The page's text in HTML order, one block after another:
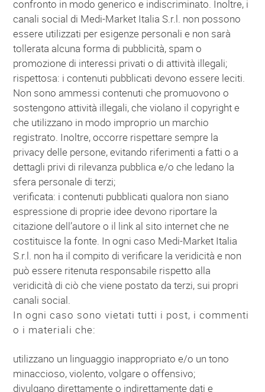
confronto in modo generico e indiscriminato. Inoltre, i
canali social di Medi-Market Italia S.r.l. non possono
essere utilizzati per esigenze personali e non sarà
tollerata alcuna forma di pubblicità, spam o
promozione di interessi privati o di attività illegali;
rispettosa: i contenuti pubblicati devono essere leciti.
Non sono ammessi contenuti che promuovono o
sostengono attività illegali, che violano il copyright e
che utilizzano in modo improprio un marchio
registrato. Inoltre, occorre rispettare sempre la
privacy delle persone, evitando riferimenti a fatti o a
dettagli privi di rilevanza pubblica e/o che ledano la
sfera personale di terzi;
verificata: i contenuti pubblicati qualora non siano
espressione di proprie idee devono riportare la
citazione dell’autore o il link al sito internet che ne
costituisce la fonte. In ogni caso Medi-Market Italia
S.r.l. non ha il compito di verificare la veridicità e non
può essere ritenuta responsabile rispetto alla
veridicità di ciò che viene postato da terzi, sui propri
canali social.
In ogni caso sono vietati tutti i post, i commenti
o i materiali che:
utilizzano un linguaggio inappropriato e/o un tono
minaccioso, violento, volgare o offensivo;
divulgano direttamente o indirettamente dati e